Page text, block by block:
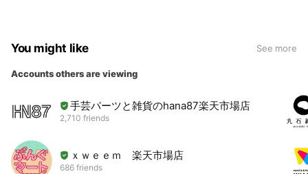
You might like See more
Accounts others are viewing
手芸パーツと雑貨のhana87楽天市場店
2,710 friends
ｘｗｅｅｍ 楽天市場店
686 friends